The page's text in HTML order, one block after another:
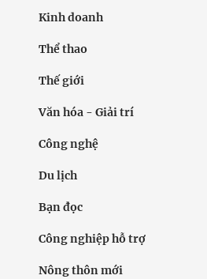
Kinh doanh
Thể thao
Thế giới
Văn hóa - Giải trí
Công nghệ
Du lịch
Bạn đọc
Công nghiệp hỗ trợ
Nông thôn mới